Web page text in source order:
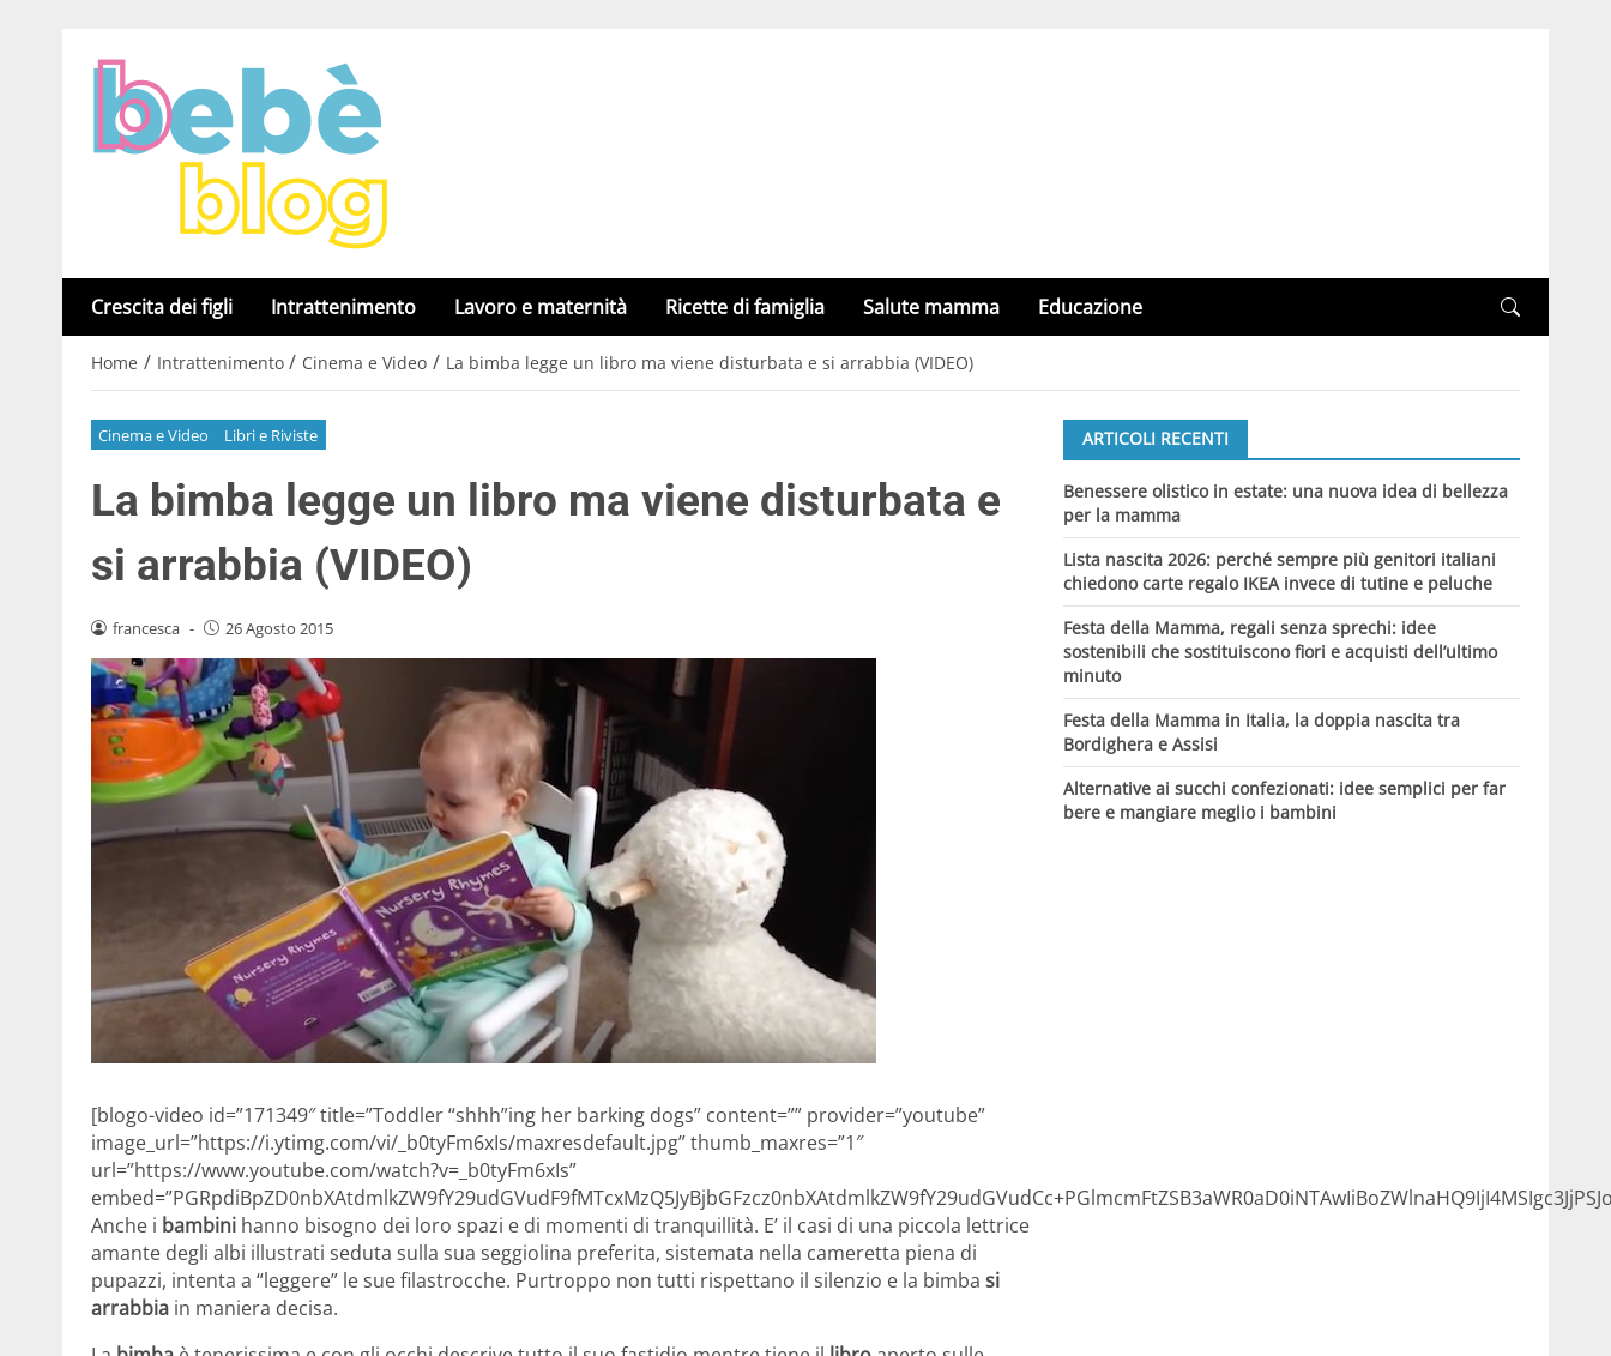
Crescita dei figli Intrattenimento Lavoro e maternità Ricette di famiglia Salute mamma Educazione
Home / Intrattenimento / Cinema e Video / La bimba legge un libro ma viene disturbata e si arrabbia (VIDEO)
Cinema e Video Libri e Riviste
La bimba legge un libro ma viene disturbata e
si arrabbia (VIDEO)
francesca - 26 Agosto 2015
[blogo-video id=”171349″ title=”Toddler “shhh”ing her barking dogs” content=”” provider=”youtube”
image_url=”https://i.ytimg.com/vi/_b0tyFm6xIs/maxresdefault.jpg” thumb_maxres=”1″
url=”https://www.youtube.com/watch?v=_b0tyFm6xIs”
Anche i bambini hanno bisogno dei loro spazi e di momenti di tranquillità. E’ il casi di una piccola lettrice
amante degli albi illustrati seduta sulla sua seggiolina preferita, sistemata nella cameretta piena di
pupazzi, intenta a “leggere” le sue filastrocche. Purtroppo non tutti rispettano il silenzio e la bimba si
arrabbia in maniera decisa.
ARTICOLI RECENTI
Benessere olistico in estate: una nuova idea di bellezza
per la mamma
Lista nascita 2026: perché sempre più genitori italiani
chiedono carte regalo IKEA invece di tutine e peluche
Festa della Mamma, regali senza sprechi: idee
sostenibili che sostituiscono fiori e acquisti dell’ultimo
minuto
Festa della Mamma in Italia, la doppia nascita tra
Bordighera e Assisi
Alternative ai succhi confezionati: idee semplici per far
bere e mangiare meglio i bambini